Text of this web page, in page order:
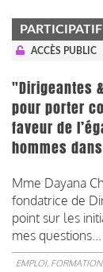
PARTICIPATIF
ACCÈS PUBLIC
"Dirigeantes
pour porter
faveur de
hommes
Mme Dayana
fondatrice de
point sur les
mes questions...
EMPLOI,